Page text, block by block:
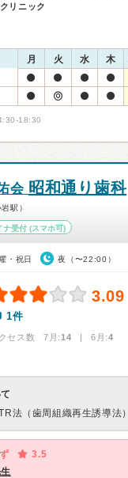
リニック
月 火 水 木
18:30
会 昭和通り歯科
駅）
ナ受付(スマホ可)
・祝日 夜（〜22:00）
3.09
1件
セス数 7月:14 | 6月:4
法（歯周組織再生誘導法）
3.5